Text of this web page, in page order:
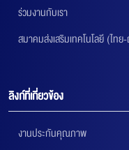
ร่วมงานกับเรา
สมาคมส่งเสริมเทคโนโลยี (ไท
ลิงก์ที่เกี่ยวข้อง
งานประกันคุณภาพ